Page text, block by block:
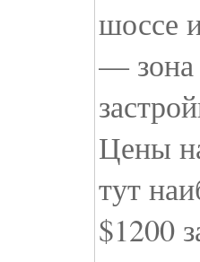
шоссе
— зона
Цены
тут
$1200